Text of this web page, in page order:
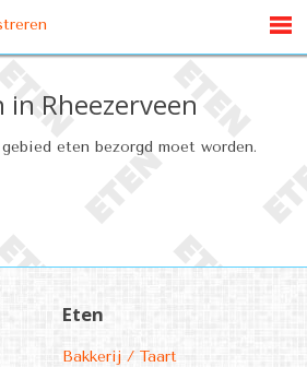
Rheezerveen
eten bezorgd moet worden.
Eten
Bakkerij / Taart